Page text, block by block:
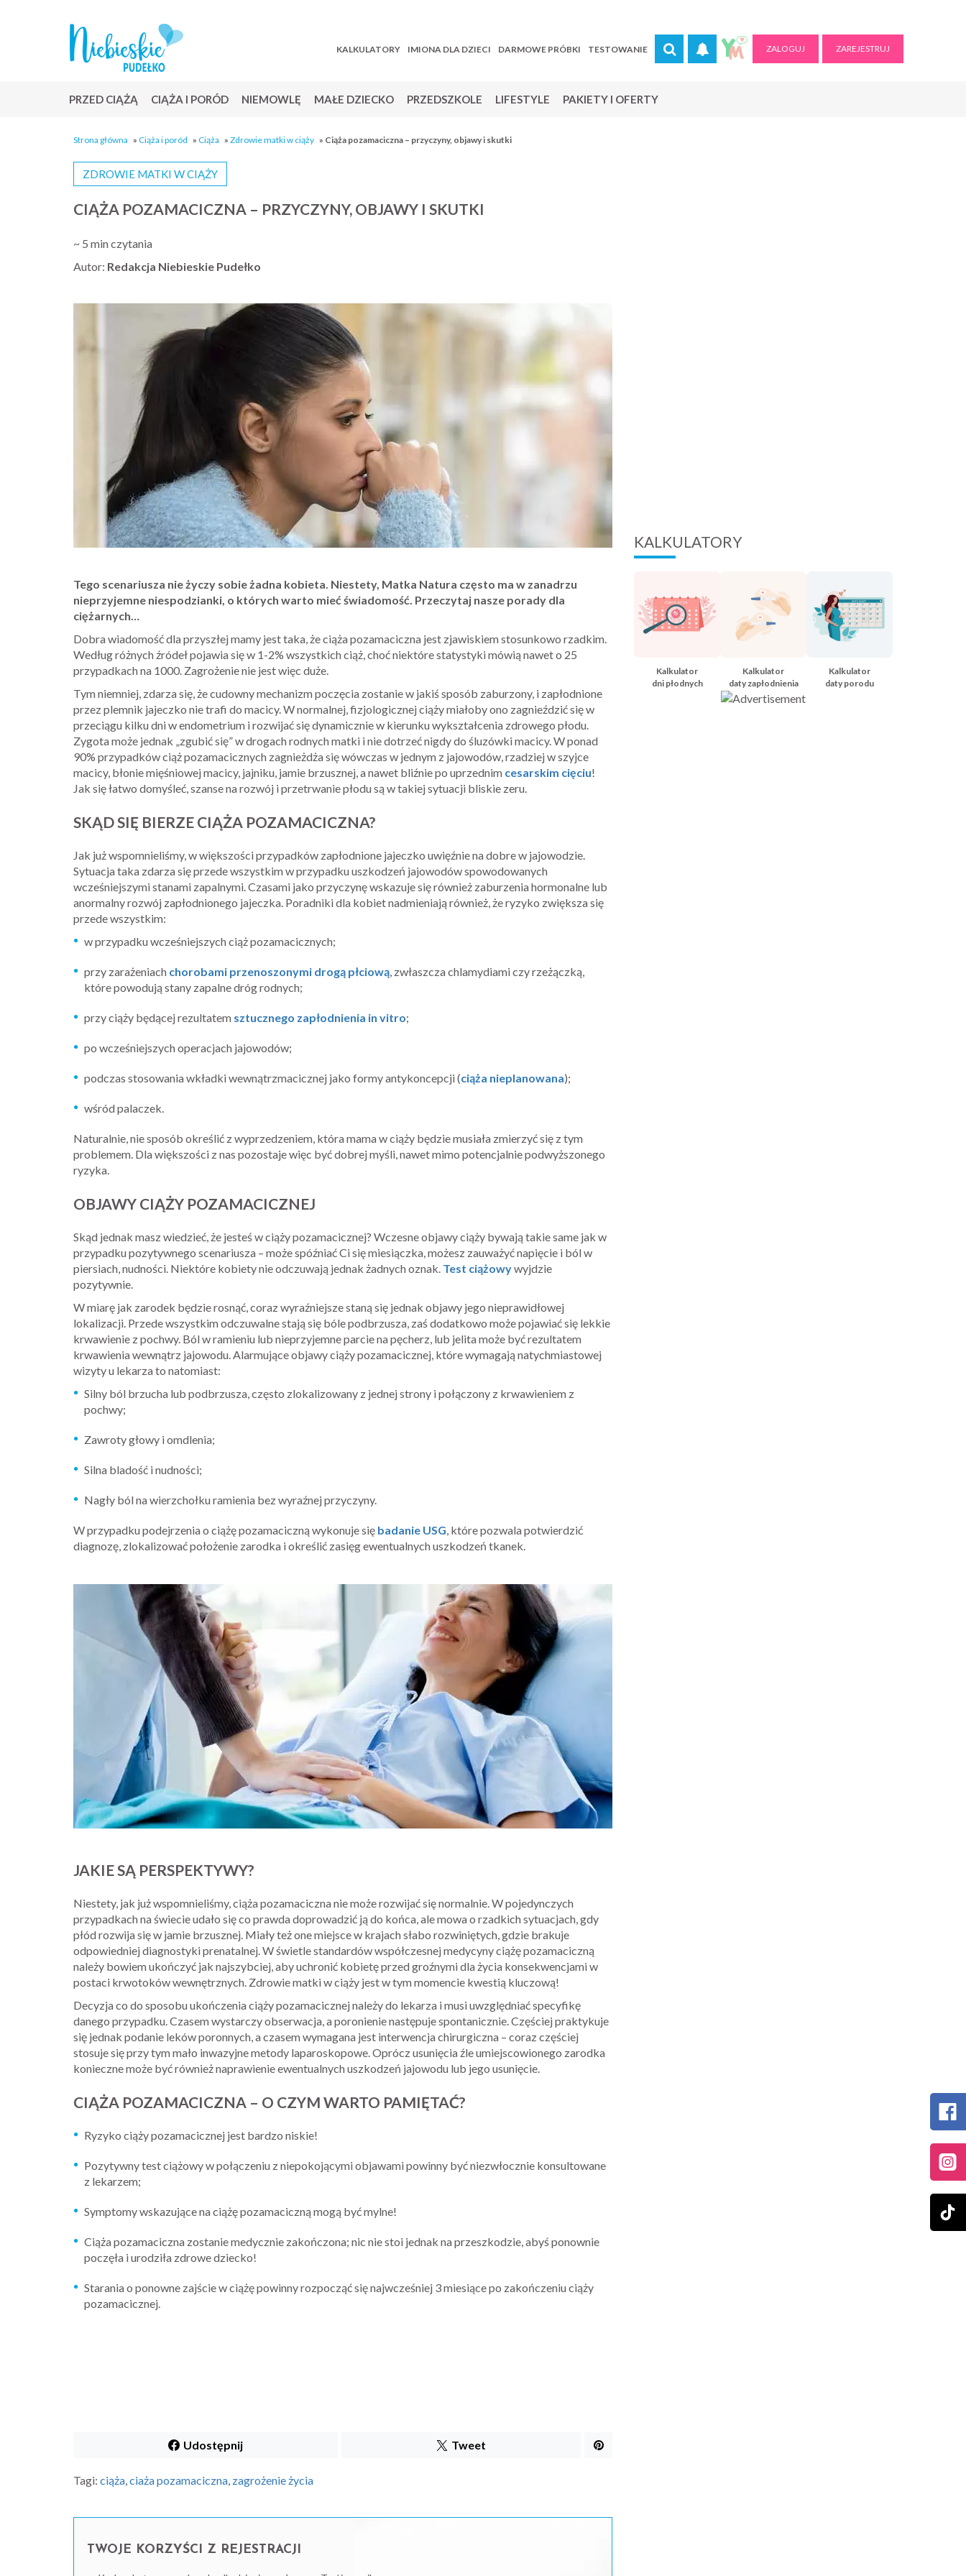
KALKULATORY IMIONA DLA DZIECI DARMOWE PRÓBKI TESTOWANIE ZALOGUJ ZAREJESTRUJ
PRZED CIĄŻĄ CIĄŻA I PORÓD NIEMOWLĘ MAŁE DZIECKO PRZEDSZKOLE LIFESTYLE PAKIETY I OFERTY
Strona główna » Ciąża i poród » Ciąża » Zdrowie matki w ciąży » Ciąża pozamaciczna – przyczyny, objawy i skutki
CIĄŻA POZAMACICZNA – PRZYCZYNY, OBJAWY I SKUTKI
ZDROWIE MATKI W CIĄŻY
~ 5 min czytania
Autor: Redakcja Niebieskie Pudełko
Tego scenariusza nie życzy sobie żadna kobieta. Niestety, Matka Natura często ma w zanadrzu
nieprzyjemne niespodzianki, o których warto mieć świadomość. Przeczytaj nasze porady dla
ciężarnych…
Dobra wiadomość dla przyszłej mamy jest taka, że ciąża pozamaciczna jest zjawiskiem stosunkowo rzadkim.
Według różnych źródeł pojawia się w 1-2% wszystkich ciąż, choć niektóre statystyki mówią nawet o 25
przypadkach na 1000. Zagrożenie nie jest więc duże.
Tym niemniej, zdarza się, że cudowny mechanizm poczęcia zostanie w jakiś sposób zaburzony, i zapłodnione
przez plemnik jajeczko nie trafi do macicy. W normalnej, fizjologicznej ciąży miałoby ono zagnieździć się w
przeciągu kilku dni w endometrium i rozwijać się dynamicznie w kierunku wykształcenia zdrowego płodu.
Zygota może jednak „zgubić się” w drogach rodnych matki i nie dotrzeć nigdy do śluzówki macicy. W ponad
90% przypadków ciąż pozamacicznych zagnieżdża się wówczas w jednym z jajowodów, rzadziej w szyjce
macicy, błonie mięśniowej macicy, jajniku, jamie brzusznej, a nawet bliźnie po uprzednim cesarskim cięciu!
Jak się łatwo domyśleć, szanse na rozwój i przetrwanie płodu są w takiej sytuacji bliskie zeru.
SKĄD SIĘ BIERZE CIĄŻA POZAMACICZNA?
Jak już wspomnieliśmy, w większości przypadków zapłodnione jajeczko uwięźnie na dobre w jajowodzie.
Sytuacja taka zdarza się przede wszystkim w przypadku uszkodzeń jajowodów spowodowanych
wcześniejszymi stanami zapalnymi. Czasami jako przyczynę wskazuje się również zaburzenia hormonalne lub
anormalny rozwój zapłodnionego jajeczka. Poradniki dla kobiet nadmieniają również, że ryzyko zwiększa się
przede wszystkim:
w przypadku wcześniejszych ciąż pozamacicznych;
przy zarażeniach chorobami przenoszonymi drogą płciową, zwłaszcza chlamydiami czy rzeżączką,
które powodują stany zapalne dróg rodnych;
przy ciąży będącej rezultatem sztucznego zapłodnienia in vitro;
po wcześniejszych operacjach jajowodów;
podczas stosowania wkładki wewnątrzmacicznej jako formy antykoncepcji (ciąża nieplanowana);
wśród palaczek.
Naturalnie, nie sposób określić z wyprzedzeniem, która mama w ciąży będzie musiała zmierzyć się z tym
problemem. Dla większości z nas pozostaje więc być dobrej myśli, nawet mimo potencjalnie podwyższonego
ryzyka.
OBJAWY CIĄŻY POZAMACICZNEJ
Skąd jednak masz wiedzieć, że jesteś w ciąży pozamacicznej? Wczesne objawy ciąży bywają takie same jak w
przypadku pozytywnego scenariusza – może spóźniać Ci się miesiączka, możesz zauważyć napięcie i ból w
piersiach, nudności. Niektóre kobiety nie odczuwają jednak żadnych oznak. Test ciążowywyjdzie
pozytywnie.
W miarę jak zarodek będzie rosnąć, coraz wyraźniejsze staną się jednak objawy jego nieprawidłowej
lokalizacji. Przede wszystkim odczuwalne stają się bóle podbrzusza, zaś dodatkowo może pojawiać się lekkie
krwawienie z pochwy. Ból w ramieniu lub nieprzyjemne parcie na pęcherz, lub jelita może być rezultatem
krwawienia wewnątrz jajowodu. Alarmujące objawy ciąży pozamacicznej, które wymagają natychmiastowej
wizyty u lekarza to natomiast:
Silny ból brzucha lub podbrzusza, często zlokalizowany z jednej strony i połączony z krwawieniem z
pochwy;
Zawroty głowy i omdlenia;
Silna bladość i nudności;
Nagły ból na wierzchołku ramienia bez wyraźnej przyczyny.
W przypadku podejrzenia o ciążę pozamaciczną wykonuje się badanie USG, które pozwala potwierdzić
diagnozę, zlokalizować położenie zarodka i określić zasięg ewentualnych uszkodzeń tkanek.
JAKIE SĄ PERSPEKTYWY?
Niestety, jak już wspomnieliśmy, ciąża pozamaciczna nie może rozwijać się normalnie. W pojedynczych
przypadkach na świecie udało się co prawda doprowadzić ją do końca, ale mowa o rzadkich sytuacjach, gdy
płód rozwija się w jamie brzusznej. Miały też one miejsce w krajach słabo rozwiniętych, gdzie brakuje
odpowiedniej diagnostyki prenatalnej. W świetle standardów współczesnej medycyny ciążę pozamaciczną
należy bowiem ukończyć jak najszybciej, aby uchronić kobietę przed groźnymi dla życia konsekwencjami w
postaci krwotoków wewnętrznych. Zdrowie matki w ciąży jest w tym momencie kwestią kluczową!
Decyzja co do sposobu ukończenia ciąży pozamacicznej należy do lekarza i musi uwzględniać specyfikę
danego przypadku. Czasem wystarczy obserwacja, a poronienie następuje spontanicznie. Częściej praktykuje
się jednak podanie leków poronnych, a czasem wymagana jest interwencja chirurgiczna – coraz częściej
stosuje się przy tym mało inwazyjne metody laparoskopowe. Oprócz usunięcia źle umiejscowionego zarodka
konieczne może być również naprawienie ewentualnych uszkodzeń jajowodu lub jego usunięcie.
CIĄŻA POZAMACICZNA – O CZYM WARTO PAMIĘTAĆ?
Ryzyko ciąży pozamacicznej jest bardzo niskie!
Pozytywny test ciążowy w połączeniu z niepokojącymi objawami powinny być niezwłocznie konsultowane
z lekarzem;
Symptomy wskazujące na ciążę pozamaciczną mogą być mylne!
Ciąża pozamaciczna zostanie medycznie zakończona; nic nie stoi jednak na przeszkodzie, abyś ponownie
poczęła i urodziła zdrowe dziecko!
Starania o ponowne zajście w ciążę powinny rozpocząć się najwcześniej 3 miesiące po zakończeniu ciąży
pozamacicznej.
Udostępnij Tweet
Tagi: ciąża,ciaża pozamaciczna, zagrożenie życia
TWOJE KORZYŚCI Z REJESTRACJI
KALKULATORY
Kalkulator
dni płodnych
Kalkulator
daty zapłodnienia
Kalkulator
daty porodu